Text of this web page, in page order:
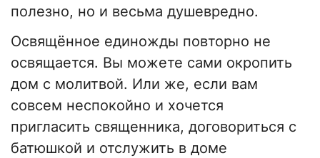
полезно, но и весьма душевредно.
Освящённое единожды повторно не
освящается. Вы можете сами окропить
дом с молитвой. Или же, если вам
совсем неспокойно и хочется
пригласить священника, договориться с
батюшкой и отслужить в доме